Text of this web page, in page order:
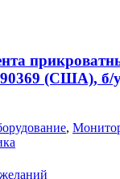
(США), б/
,